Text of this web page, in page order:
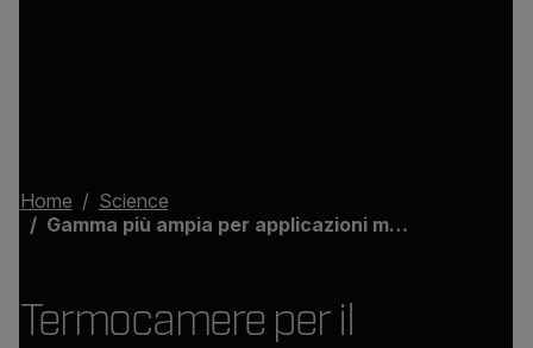
Home
Science
Gamma più ampia per applicazioni maggiori
Termocamere per il